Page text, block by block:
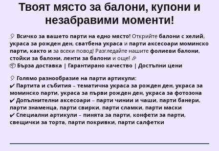
Твоят място за балони, купони и
незабравими моменти!
🎈 Всичко за вашето парти на едно място! Открийте балони с хелий,
украса за рожден ден, сватбена украса и парти аксесоари моминско
парти, както и за всеки повод! Разгледайте нашите фолиеви балони,
стойки за балони, ленти за балони и още! 🎉
📦 Бърза доставка | Гарантирано качество | Достъпни цени
🎈 Голямо разнообразие на парти артикули:
✔️ Партита и събития – тематична украса за рожден ден, украса за
моминско парти, украса за първи рожден ден, украса за фотозона
✔️ Допълнителни аксесоари – парти чинии и чаши, парти банери,
парти знаменца, парти свирки, парти сламки, парти маски
✔️ Специални артикули – пинята за парти, конфети за парти,
свещички за торта, парти покривки, парти салфетки